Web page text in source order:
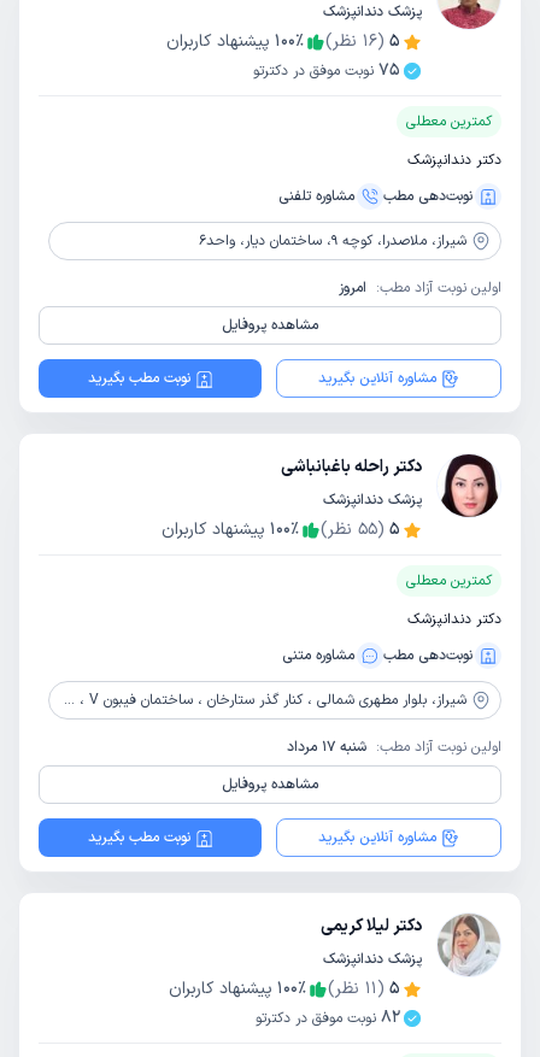
پزشک دندانپزشک
5
(
16 نظر) 100٪
پیشنهاد کاربران
75 نوبت موفق در دکترتو
کمترین معطلی
دکتر دندانپزشک
نوبت‌دهی مطب
مشاوره‌ تلفنی
شیراز، ملاصدرا، کوچه 9، ساختمان دیار، واحد6
اولین نوبت آزاد مطب: امروز
مشاهده پروفایل
مشاوره آنلاین بگیرید نوبت مطب بگیرید
دکتر راحله باغبانباشی
پزشک دندانپزشک
5
(
55 نظر) 100٪ پیشنهاد کاربران
کمترین معطلی
دکتر دندانپزشک
نوبت‌دهی مطب
مشاوره‌ متنی
شیراز، بلوار مطهری شمالی ، کنار گذر ستارخان ، ساختمان فیبون V ، واحد 105 ، طبقه اول
اولین نوبت آزاد مطب: شنبه 17 مرداد
مشاهده پروفایل
مشاوره آنلاین بگیرید نوبت مطب بگیرید
دکتر لیلا کریمی
پزشک دندانپزشک
5
(
11 نظر) 100٪
پیشنهاد کاربران
82 نوبت موفق در دکترتو